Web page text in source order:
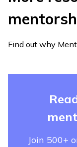
Find out why
Join 500+